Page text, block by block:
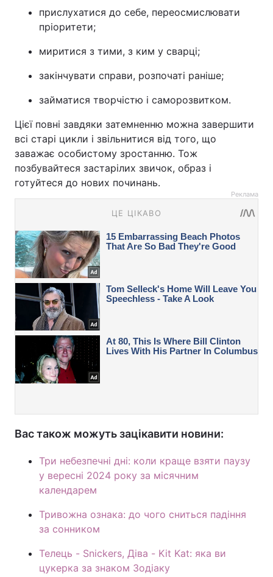
прислухатися до себе, переосмислювати
пріоритети;
миритися з тими, з ким у сварці;
закінчувати справи, розпочаті раніше;
займатися творчістю і саморозвитком.
Цієї повні завдяки затемненню можна завершити
всі старі цикли і звільнитися від того, що
заважає особистому зростанню. Тож
позбувайтеся застарілих звичок, образ і
готуйтеся до нових починань.
Реклама
Вас також можуть зацікавити новини:
Три небезпечні дні: коли краще взяти паузу
у вересні 2024 року за місячним
календарем
Тривожна ознака: до чого сниться падіння
за сонником
Телець - Snickers, Діва - Kit Kat: яка ви
цукерка за знаком Зодіаку